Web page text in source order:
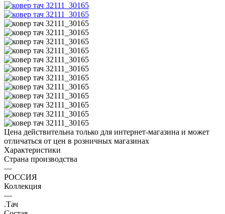
Цена действительна только для интернет-магазина и может
отличаться от цен в розничных магазинах
Характеристики
Страна производства
—
РОССИЯ
Коллекция
—
.Тач